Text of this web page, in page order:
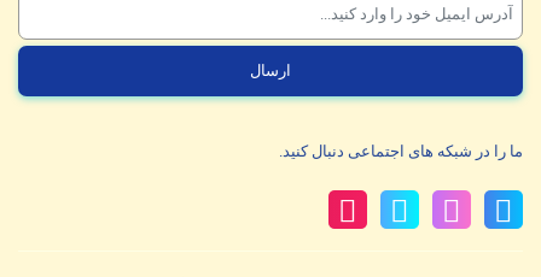
ما را در شبکه های اجتماعی دنبال کنید.